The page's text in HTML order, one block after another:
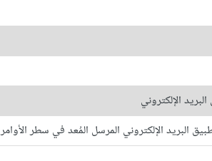
الإلكتروني
البريد الإلكتروني المرسل المُعد في سطر الأوامر